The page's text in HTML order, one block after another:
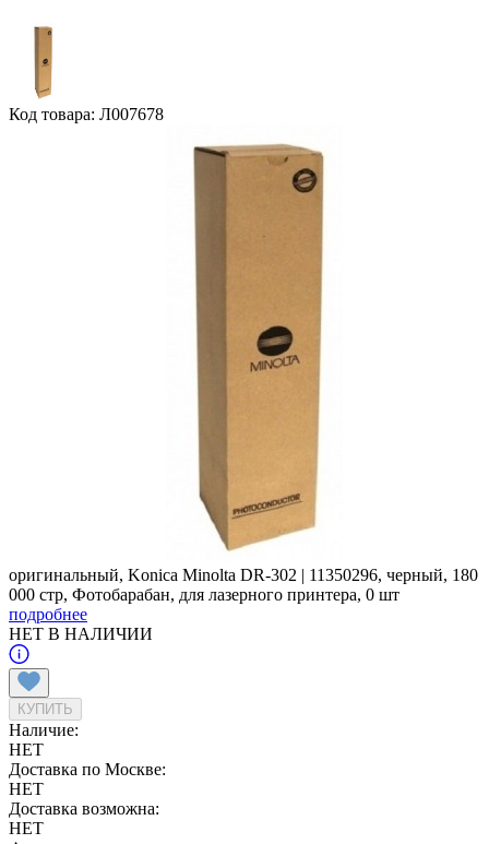
Код товара: Л007678
оригинальный, Konica Minolta DR-302 | 11350296, черный, 180
000 стр, Фотобарабан, для лазерного принтера, 0 шт
подробнее
НЕТ В НАЛИЧИИ
КУПИТЬ
Наличие:
НЕТ
Доставка по Москве:
НЕТ
Доставка возможна:
НЕТ